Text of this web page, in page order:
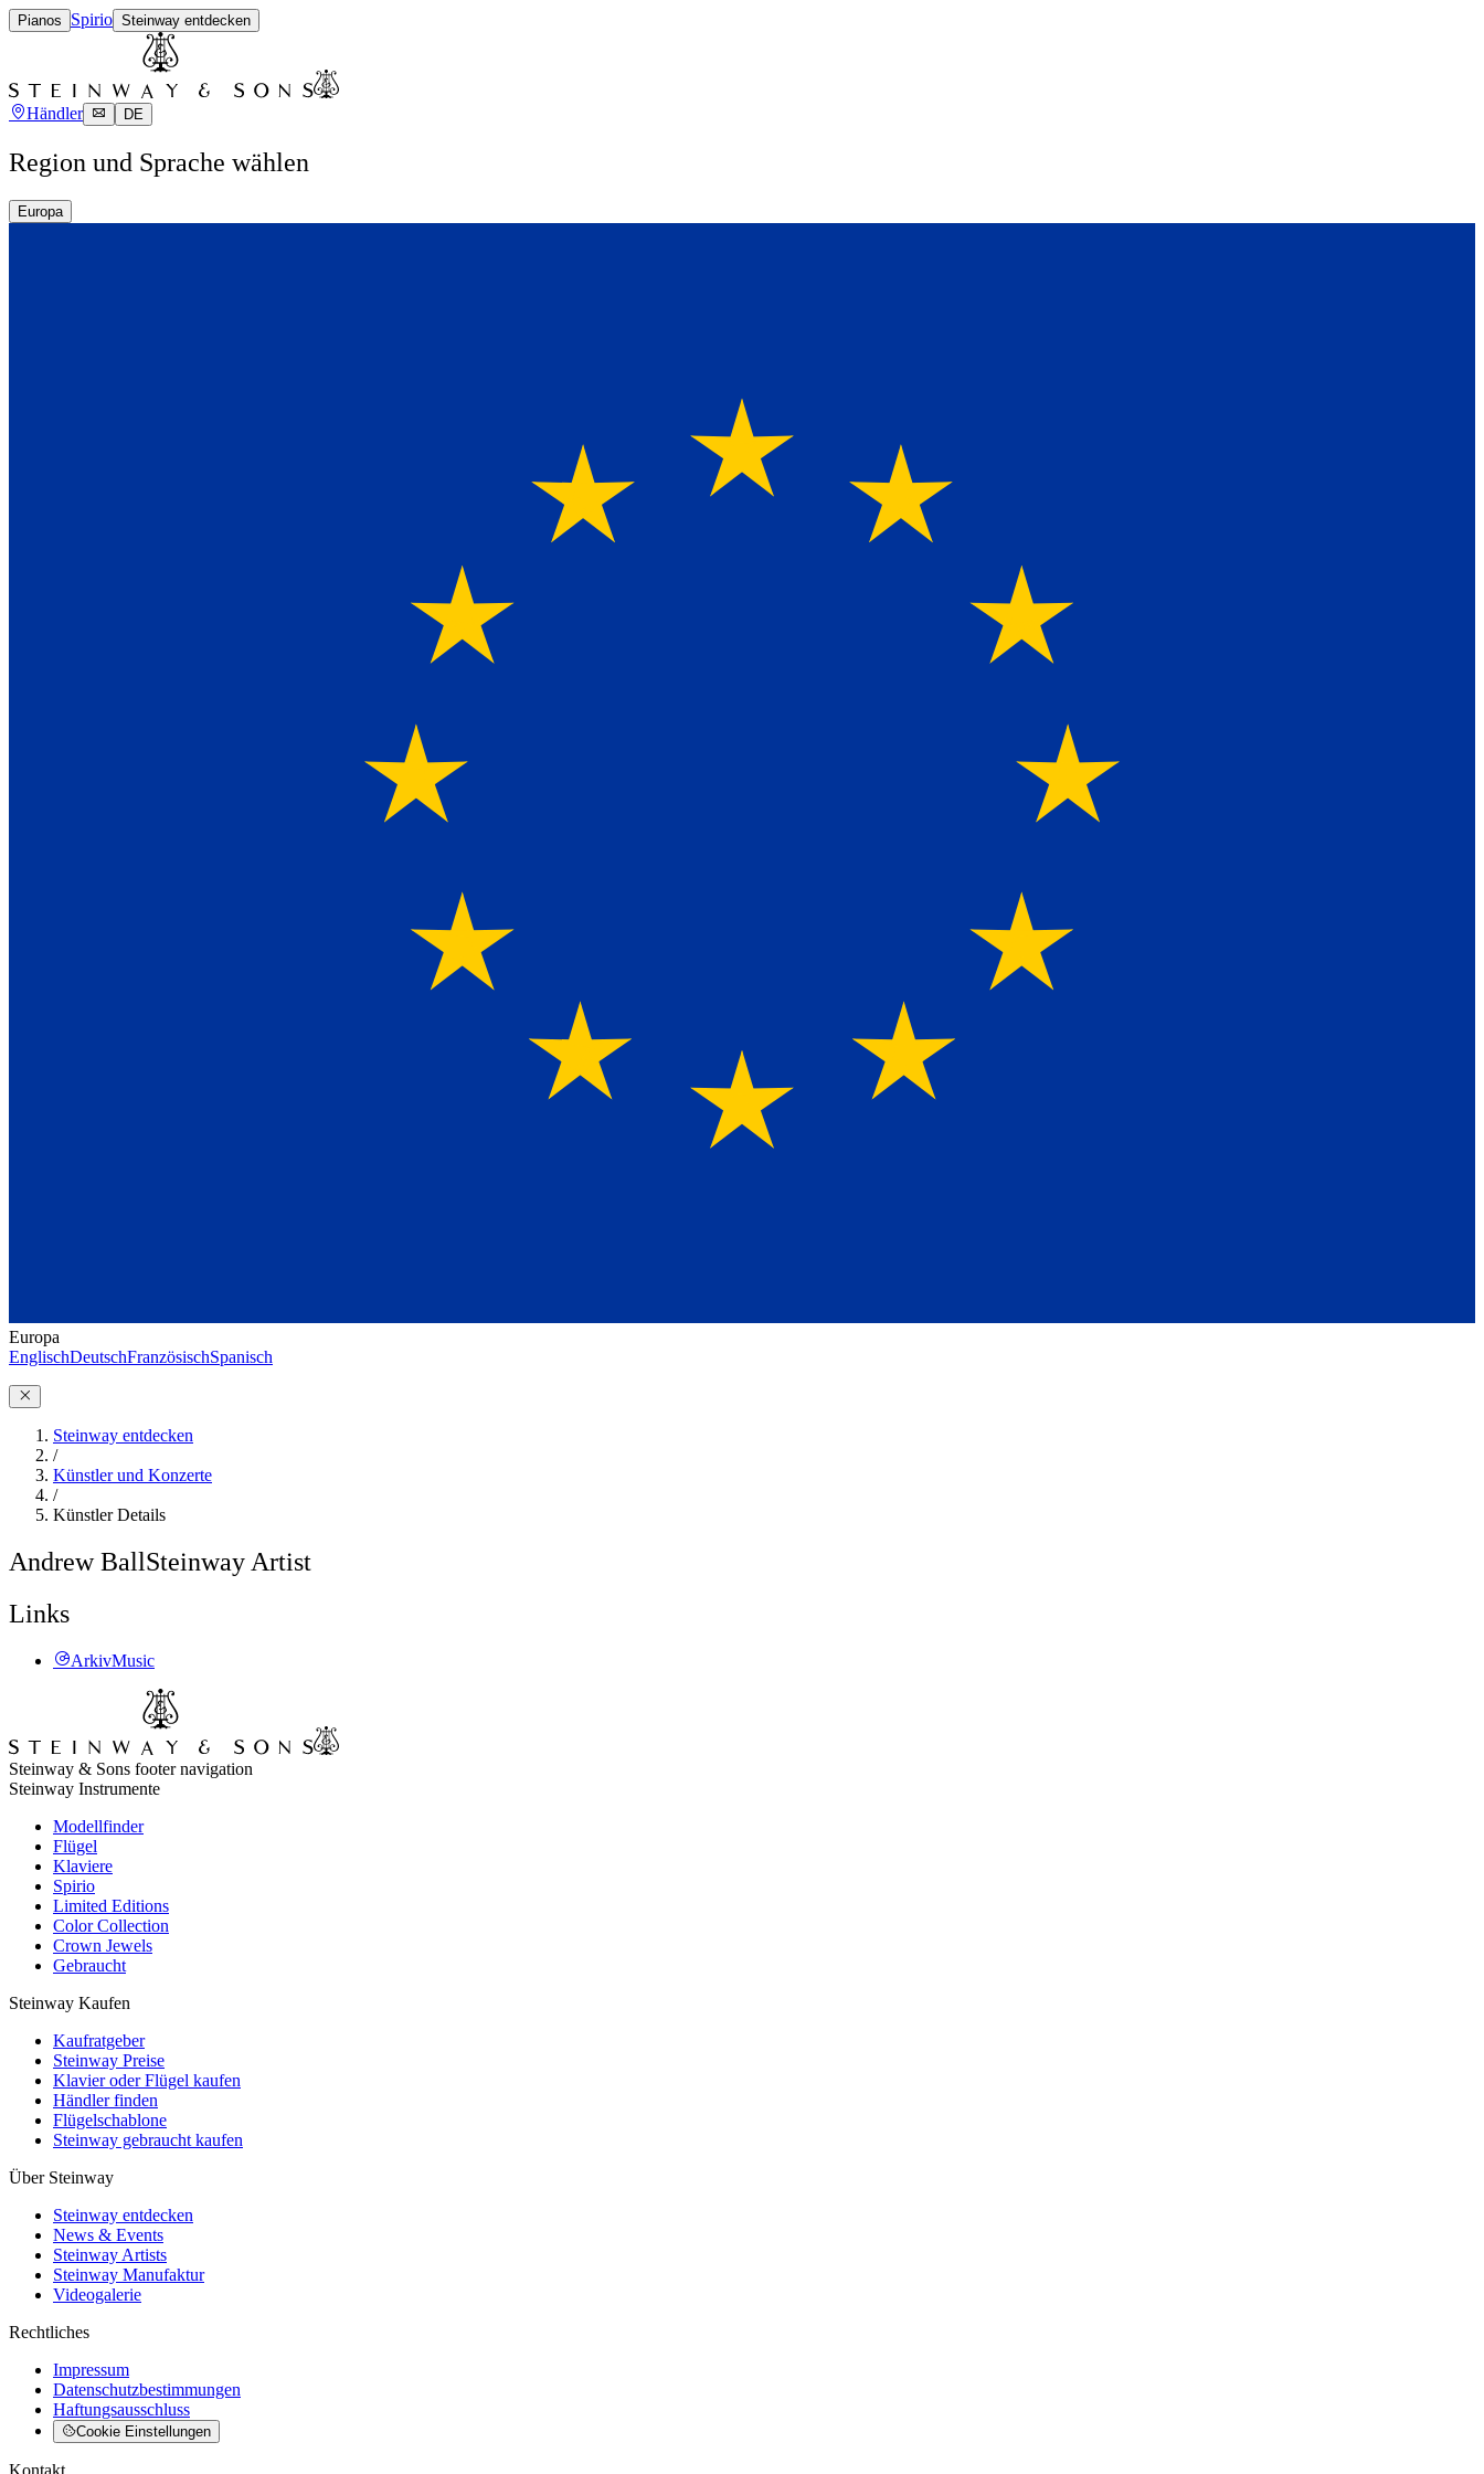
Pianos Spirio Steinway entdecken
Händler DE
Region und Sprache wählen
Europa
Europa
EnglischDeutschFranzösischSpanisch
Steinway entdecken
/
Künstler und Konzerte
/
Künstler Details
Andrew BallSteinway Artist
Links
ArkivMusic
Steinway & Sons footer navigation
Steinway Instrumente
Modellfinder
Flügel
Klaviere
Spirio
Limited Editions
Color Collection
Crown Jewels
Gebraucht
Steinway Kaufen
Kaufratgeber
Steinway Preise
Klavier oder Flügel kaufen
Händler finden
Flügelschablone
Steinway gebraucht kaufen
Über Steinway
Steinway entdecken
News & Events
Steinway Artists
Steinway Manufaktur
Videogalerie
Rechtliches
Impressum
Datenschutzbestimmungen
Haftungsausschluss
Cookie Einstellungen
Kontakt